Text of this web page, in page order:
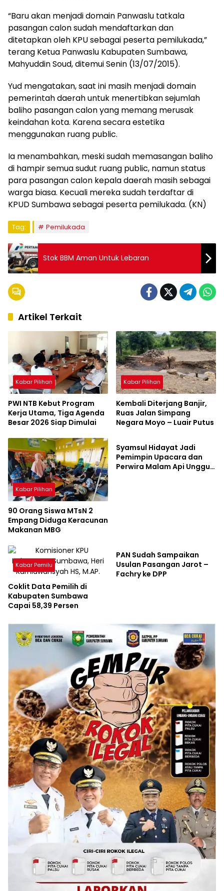
“Baru akan menjadi domain Panwaslu tatkala
pasangan calon sudah mendaftarkan dan
ditetapkan oleh KPU sebagai peserta pemilukada,”
terang Ketua Panwaslu Kabupaten Sumbawa,
Mahyuddin Soud, ditemui Senin (13/07/2015).
Yud mengatakan, saat ini masih menjadi domain
pemerintah daerah untuk menertibkan sejumlah
baliho pasangan calon yang memang merusak
keindahan kota. Karena secara estetika
menggunakan ruang public.
Ia menambahkan, meski sudah memasangan baliho
di hampir semua sudut ruang public, namun status
para pasangan calon kepala daerah masih sebagai
warga biasa. Kecuali mereka sudah terdaftar di
KPUD Sumbawa sebagai peserta pemilukada. (KN)
Tag: Pemilukada
Stok BBM Aman Untuk Lebaran
Artikel Terkait
Kabar Pilihan
PWI NTB Kebut Program
Kerja Utama, Tiga Agenda
Besar 2026 Siap Dimulai
Kabar Pilihan
Kembali Diterjang Banjir,
Ruas Jalan Simpang
Negara Moyo – Luair Putus
Kabar Pilihan
90 Orang Siswa MTsN 2
Empang Diduga Keracunan
Makanan MBG
Kabar Pilihan
Syamsul Hidayat Jadi
Pemimpin Upacara dan
Perwira Malam Api Unggun
Kabar Pemilu
Coklit Data Pemilih di
Kabupaten Sumbawa
Capai 58,39 Persen
PAN Sudah Sampaikan
Usulan Pasangan Jarot –
Fachry ke DPP